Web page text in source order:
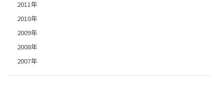
2011年
2010年
2009年
2008年
2007年